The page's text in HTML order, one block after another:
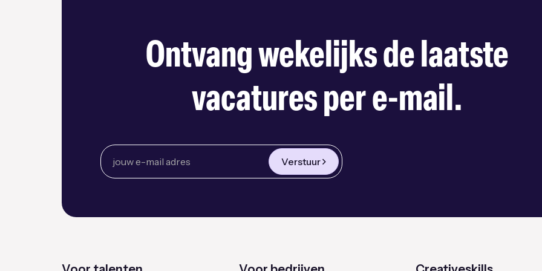
Ontvang wekelijks de laatste
vacatures per e-mail.
Verstuur